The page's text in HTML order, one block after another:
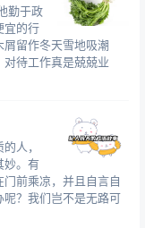
勤于政
宜的行
留作冬天雪地吸潮
待工作真是兢兢业
人，
妙。有
前乘凉，并且自言自
？我们岂不是无路可